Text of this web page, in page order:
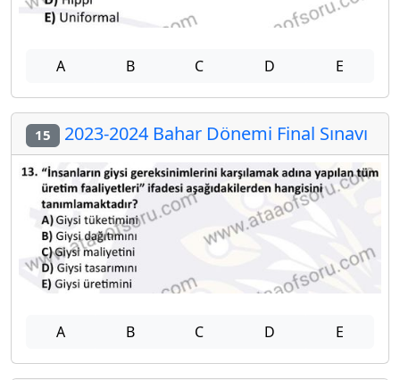
A B C D E
15 2023-2024 Bahar Dönemi Final Sınavı
A B C D E